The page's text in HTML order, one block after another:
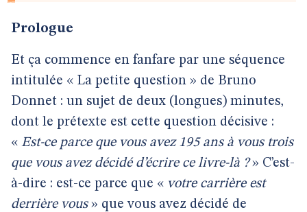
Prologue
Et ça commence en fanfare par une séquence
intitulée « La petite question » de Bruno
Donnet : un sujet de deux (longues) minutes,
dont le prétexte est cette question décisive :
« Est-ce parce que vous avez 195 ans à vous trois
que vous avez décidé d’écrire ce livre-là ?» C’est-
à-dire : est-ce parce que « votre carrière est
derrière vous» que vous avez décidé de